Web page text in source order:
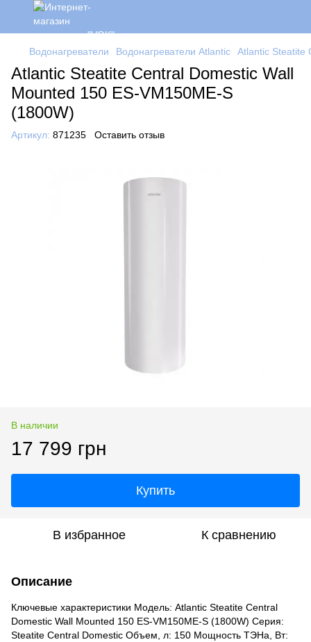
Водонагреватели Водонагреватели Atlantic Atlantic Steatite
Atlantic Steatite Central Domestic Wall
Mounted 150 ES-VM150ME-S
(1800W)
Артикул: 871235 Оставить отзыв
В наличии
17 799 грн
Купить
В избранное К сравнению
Описание
Ключевые характеристики Модель: Atlantic Steatite Central
Domestic Wall Mounted 150 ES-VM150ME-S (1800W) Серия:
Steatite Central Domestic Объем, л: 150 Мощность ТЭНа, Вт: